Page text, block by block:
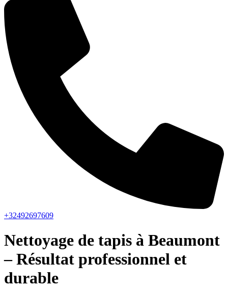
+32492697609
Nettoyage de tapis à Beaumont
– Résultat professionnel et
durable